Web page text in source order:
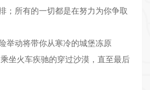
；所有的一切都是在努力为你争取
举动将带你从寒冷的城堡冻原
坐火车疾驰的穿过沙漠，直至最后